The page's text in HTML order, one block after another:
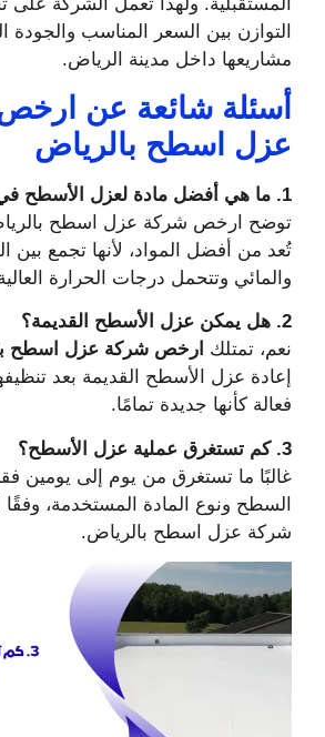
المستقبلية. ولهذا تعمل الشركة على
التوازن بين السعر المناسب والجودة
مشاريعها داخل مدينة الرياض.
أسئلة شائعة عن
عزل اسطح بالرياض
1. ما هي أفضل مادة لعزل الأسطح في الرياض؟
توضح ارخص شركة عزل اسطح
تُعد من أفضل المواد، لأنها تجمع بين
والمائي وتتحمل درجات الحرارة
2. هل يمكن عزل الأسطح القديمة؟
نعم، تمتلك ارخص شركة عزل اسطح
إعادة عزل الأسطح القديمة بعد
فعالة كأنها جديدة تمامًا.
3. كم تستغرق عملية عزل الأسطح؟
غالبًا ما تستغرق من يوم إلى
السطح ونوع المادة المستخدمة،
شركة عزل اسطح بالرياض.